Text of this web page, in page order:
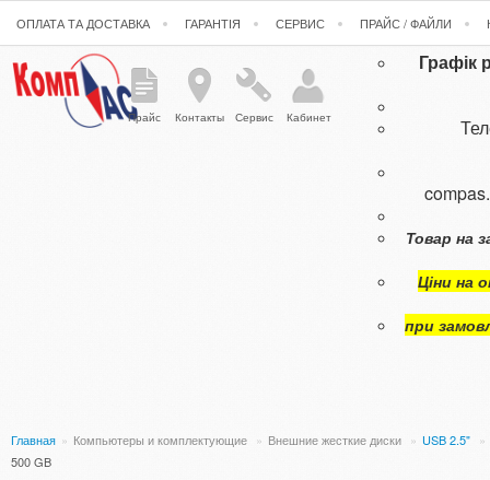
ОПЛАТА ТА ДОСТАВКА ГАРАНТІЯ СЕРВИС ПРАЙС / ФАЙЛИ
Прайс Контакты Сервис Кабинет
Графік
Товар на
Ціни на
при
Главная » Компьютеры и комплектующие » Внешние жесткие диски » USB 2.5" »
500 GB